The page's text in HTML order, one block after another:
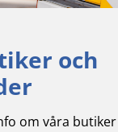
och
om våra